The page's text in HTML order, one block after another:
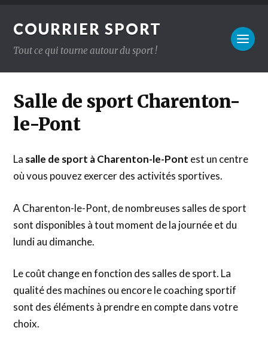
COURRIER SPORT
Tout ce qui tourne autour du sport !
Salle de sport Charenton-
le-Pont
La salle de sport à Charenton-le-Pont est un centre
où vous pouvez exercer des activités sportives.
A Charenton-le-Pont, de nombreuses salles de sport
sont disponibles à tout moment de la journée et du
lundi au dimanche.
Le coût change en fonction des salles de sport. La
qualité des machines ou encore le coaching sportif
sont des éléments à prendre en compte dans votre
choix.